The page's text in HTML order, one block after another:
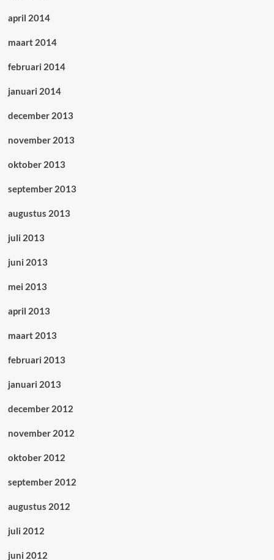
april 2014
maart 2014
februari 2014
januari 2014
december 2013
november 2013
oktober 2013
september 2013
augustus 2013
juli 2013
juni 2013
mei 2013
april 2013
maart 2013
februari 2013
januari 2013
december 2012
november 2012
oktober 2012
september 2012
augustus 2012
juli 2012
juni 2012